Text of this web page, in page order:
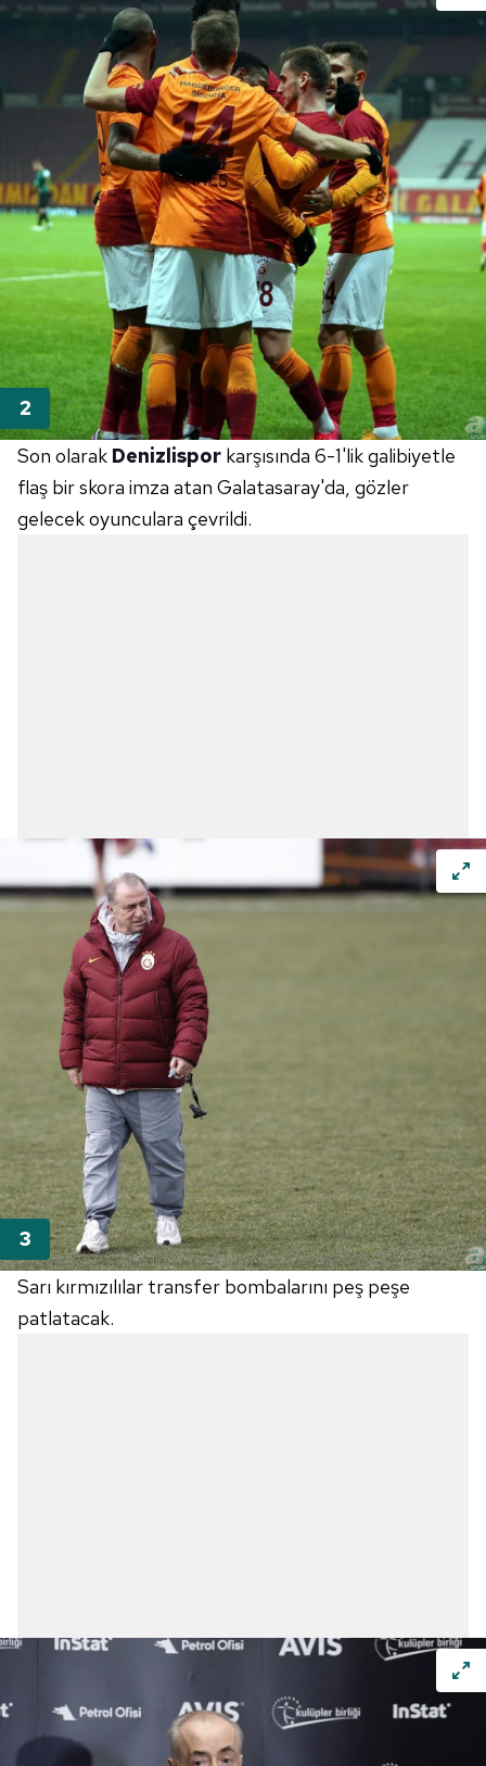
Son olarak Denizlispor karşısında 6-1'lik galibiyetle
flaş bir skora imza atan Galatasaray'da, gözler
gelecek oyunculara çevrildi.
Sarı kırmızılılar transfer bombalarını peş peşe
patlatacak.